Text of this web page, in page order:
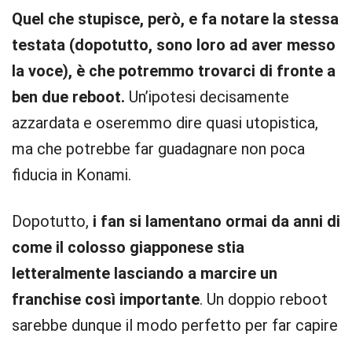
Quel che stupisce, però, e fa notare la stessa
testata (dopotutto, sono loro ad aver messo
la voce), è che potremmo trovarci di fronte a
ben due reboot. Un’ipotesi decisamente
azzardata e oseremmo dire quasi utopistica,
ma che potrebbe far guadagnare non poca
fiducia in Konami.
Dopotutto, i fan si lamentano ormai da anni di
come il colosso giapponese stia
letteralmente lasciando a marcire un
franchise così importante. Un doppio reboot
sarebbe dunque il modo perfetto per far capire